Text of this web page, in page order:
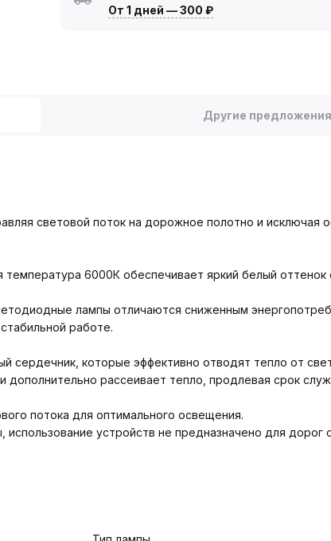
От 1 дней —300 ₽
Другие
световой поток на дорожное полотно и исключая
6000К обеспечивает яркий белый
лампы отличаются сниженным
работе.
которые эффективно отводят тепло от
рассеивает тепло, продлевая срок
потока для оптимального освещения.
устройств не предназначено для дорог